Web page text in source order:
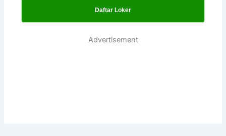
Daftar Loker
Advertisement